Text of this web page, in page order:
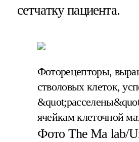
сетчатку пациента.
Фоторецепторы,
стволовых клеток,
ячейкам клеточной
Фото The Ma lab/